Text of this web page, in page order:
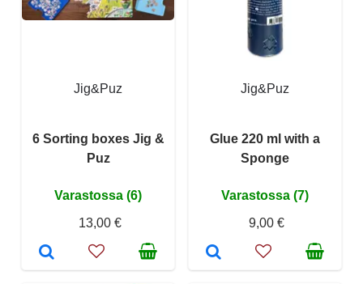
Jig&Puz
6 Sorting boxes Jig &
Puz
Varastossa (6)
13,00 €
Jig&Puz
Glue 220 ml with a
Sponge
Varastossa (7)
9,00 €